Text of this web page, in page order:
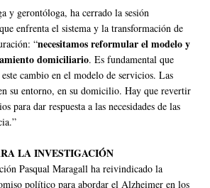
y gerontóloga, ha cerrado la sesión
enfrenta el sistema y la transformación de
“necesitamos reformular el modelo y
domiciliario. Es fundamental que
cambio en el modelo de servicios. Las
su entorno, en su domicilio. Hay que revertir
para dar respuesta a las necesidades de las
LA INVESTIGACIÓN
Pasqual Maragall ha reivindicado la
político para abordar el Alzheimer en los